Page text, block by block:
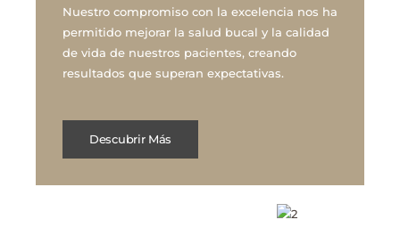
Nuestro compromiso con la excelencia nos ha
permitido mejorar la salud bucal y la calidad
de vida de nuestros pacientes, creando
resultados que superan expectativas.
Descubrir Más